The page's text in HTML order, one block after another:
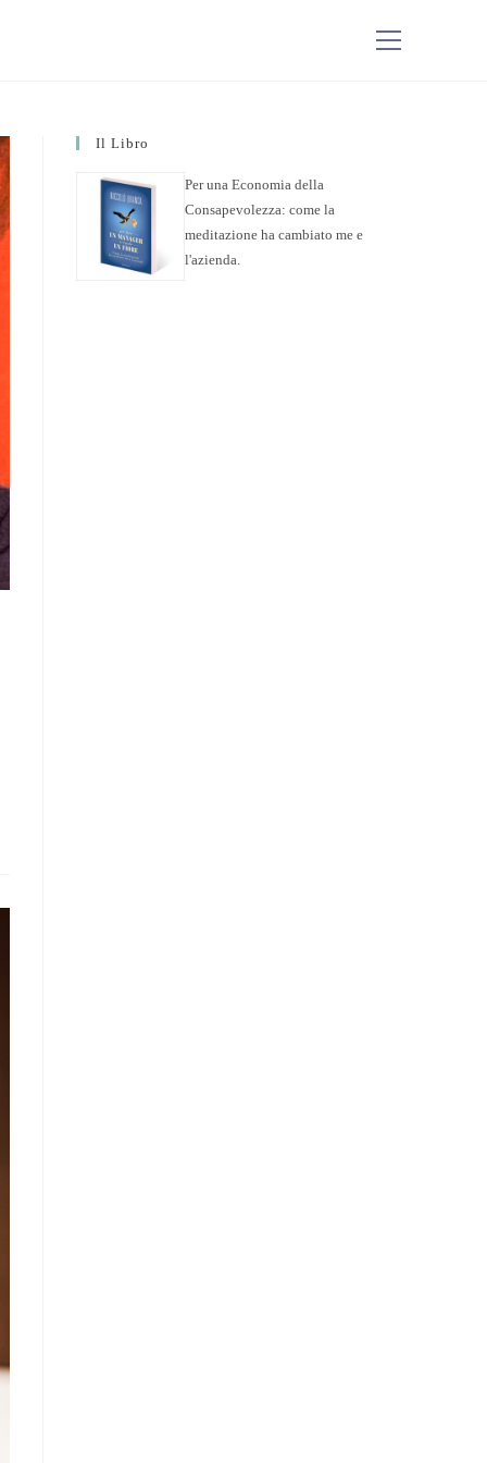
Il Libro
Per una Economia della
Consapevolezza: come la
meditazione ha cambiato me e
l'azienda.